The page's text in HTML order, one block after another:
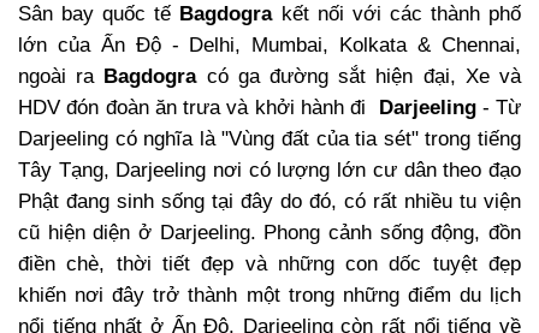
Sân bay quốc tế Bagdograkết nối với các thành phố
lớn của Ấn Độ - Delhi, Mumbai, Kolkata & Chennai,
ngoài ra Bagdogracó ga đường sắt hiện đại, Xe và
HDV đón đoàn ăn trưa và khởi hành đi Darjeeling - Từ
Darjeeling có nghĩa là "Vùng đất của tia sét" trong tiếng
Tây Tạng, Darjeeling nơi có lượng lớn cư dân theo đạo
Phật đang sinh sống tại đây do đó, có rất nhiều tu viện
cũ hiện diện ở Darjeeling. Phong cảnh sống động, đồn
điền chè, thời tiết đẹp và những con dốc tuyệt đẹp
khiến nơi đây trở thành một trong những điểm du lịch
nổi tiếng nhất ở Ấn Độ. Darjeeling còn rất nổi tiếng về